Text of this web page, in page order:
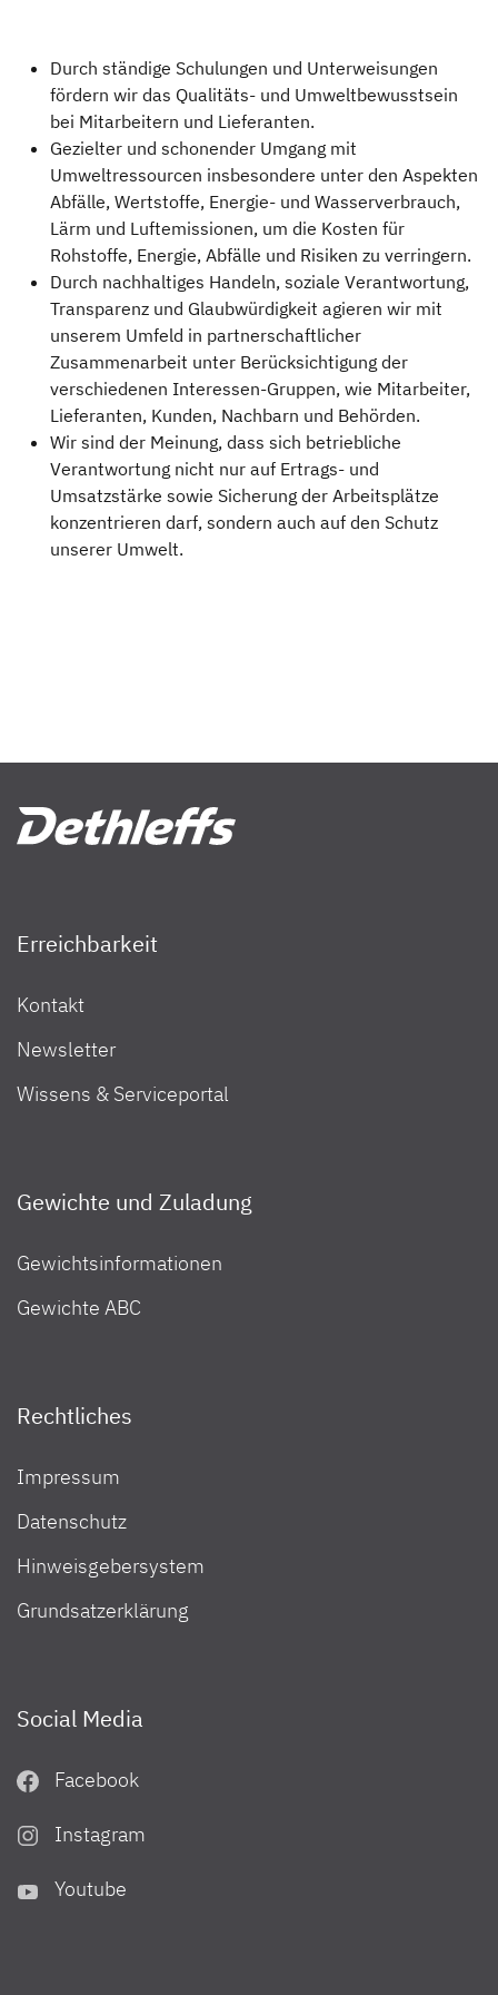
Durch ständige Schulungen und Unterweisungen
fördern wir das Qualitäts- und Umweltbewusstsein
bei Mitarbeitern und Lieferanten.
Gezielter und schonender Umgang mit
Umweltressourcen insbesondere unter den Aspekten
Abfälle, Wertstoffe, Energie- und Wasserverbrauch,
Lärm und Luftemissionen, um die Kosten für
Rohstoffe, Energie, Abfälle und Risiken zu verringern.
Durch nachhaltiges Handeln, soziale Verantwortung,
Transparenz und Glaubwürdigkeit agieren wir mit
unserem Umfeld in partnerschaftlicher
Zusammenarbeit unter Berücksichtigung der
verschiedenen Interessen-Gruppen, wie Mitarbeiter,
Lieferanten, Kunden, Nachbarn und Behörden.
Wir sind der Meinung, dass sich betriebliche
Verantwortung nicht nur auf Ertrags- und
Umsatzstärke sowie Sicherung der Arbeitsplätze
konzentrieren darf, sondern auch auf den Schutz
unserer Umwelt.
Erreichbarkeit
Kontakt
Newsletter
Wissens & Serviceportal
Gewichte und Zuladung
Gewichtsinformationen
Gewichte ABC
Rechtliches
Impressum
Datenschutz
Hinweisgebersystem
Grundsatzerklärung
Social Media
Facebook
Instagram
Youtube